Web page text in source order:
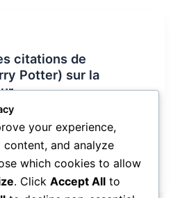
citations de
Potter) sur la
Dumbledore est l’un des
les plus aimés et les plus
your experience,
and analyze
which cookies to allow
. Click Accept All to